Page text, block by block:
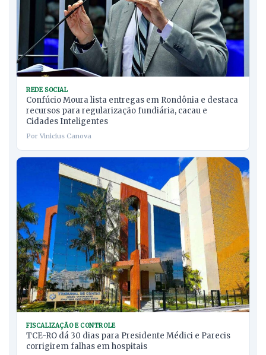
REDE SOCIAL
Confúcio Moura lista entregas em Rondônia e destaca
recursos para regularização fundiária, cacau e
Cidades Inteligentes
Por Vinicius Canova
FISCALIZAÇÃO E CONTROLE
TCE-RO dá 30 dias para Presidente Médici e Parecis
corrigirem falhas em hospitais